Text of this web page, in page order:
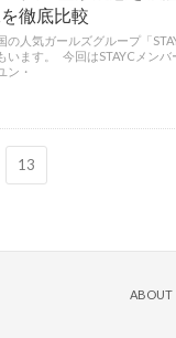
徹底比較
人気ガールズグループ「
ます。 今回はSTAYCメンバ
ン・
13
ABOUT